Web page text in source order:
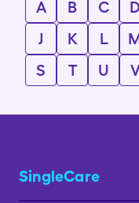
A B C D
J
K L
S
T U
SingleCare